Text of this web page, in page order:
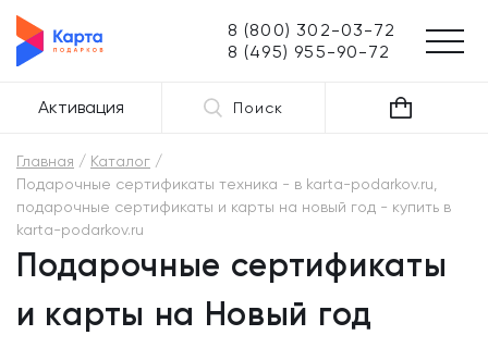
8 (800) 302-03-72
8 (495) 955-90-72
Активация Поиск
Главная
Каталог
Подарочные сертификаты техника - в karta-podarkov.ru,
подарочные сертификаты и карты на новый год - купить в
karta-podarkov.ru
Подарочные сертификаты
и карты на Новый год